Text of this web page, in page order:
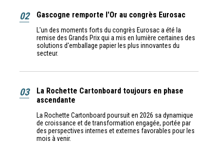
02 Gascogne remporte l'Or au congrès Eurosac
L'un des moments forts du congrès Eurosac a été la
remise des Grands Prix qui a mis en lumière certaines des
solutions d'emballage papier les plus innovantes du
secteur.
03
La Rochette Cartonboard toujours en phase
ascendante
La Rochette Cartonboard poursuit en 2026 sa dynamique
de croissance et de transformation engagée, portée par
des perspectives internes et externes favorables pour les
mois à venir.